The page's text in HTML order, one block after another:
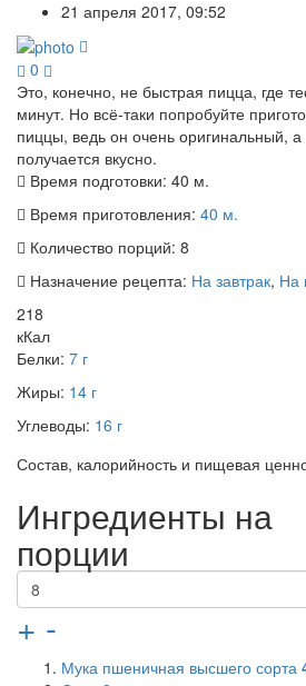
21 апреля 2017, 09:52
0
Это, конечно, не быстрая пицца, где
минут. Но всё-таки попробуйте
пиццы, ведь он очень оригинальный, а
получается вкусно.
Время подготовки: 40 м.
Время приготовления: 40 м.
Количество порций: 8
Назначение рецепта: На завтрак, На
218
кКал
Белки: 7 г
Жиры: 14 г
Углеводы: 16 г
Состав, калорийность и пищевая
Ингредиенты на
порции
+ -
Мука пшеничная высшего сорта